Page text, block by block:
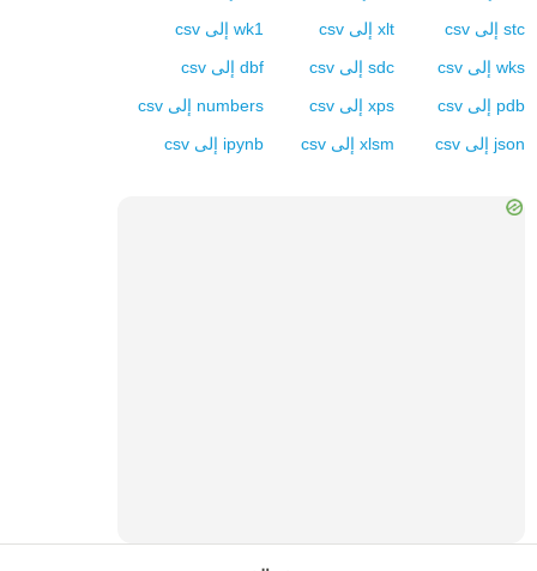
stc إلى csv
xlt إلى csv
wk1 إلى csv
wks إلى csv
sdc إلى csv
dbf إلى csv
pdb إلى csv
xps إلى csv
numbers إلى csv
json إلى csv
xlsm إلى csv
ipynb إلى csv